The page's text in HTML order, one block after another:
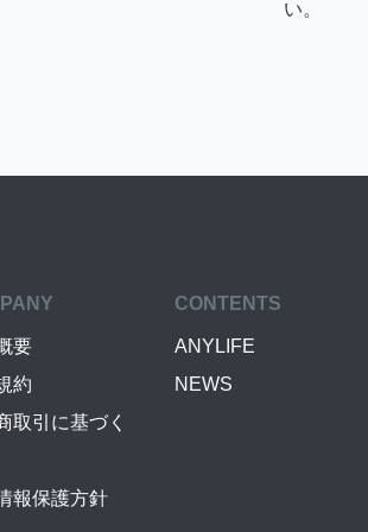
い。
要
約
取引に基づく
報保護方針
CONTENTS
ANYLIFE
NEWS